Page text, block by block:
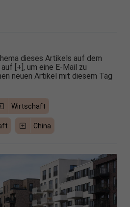
dieses Artikels auf dem
[+], um eine E-Mail zu
neuen Artikel mit diesem Tag
Wirtschaft
China